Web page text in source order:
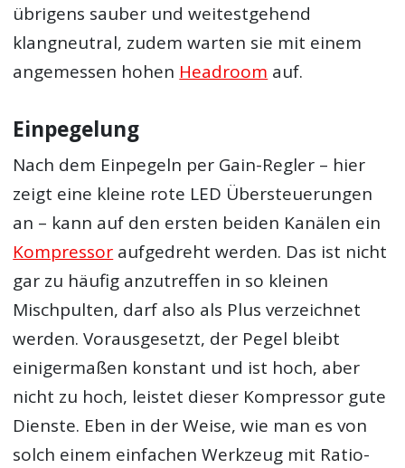
übrigens sauber und weitestgehend
klangneutral, zudem warten sie mit einem
angemessen hohen Headroom auf.
Einpegelung
Nach dem Einpegeln per Gain-Regler – hier
zeigt eine kleine rote LED Übersteuerungen
an – kann auf den ersten beiden Kanälen ein
Kompressor aufgedreht werden. Das ist nicht
gar zu häufig anzutreffen in so kleinen
Mischpulten, darf also als Plus verzeichnet
werden. Vorausgesetzt, der Pegel bleibt
einigermaßen konstant und ist hoch, aber
nicht zu hoch, leistet dieser Kompressor gute
Dienste. Eben in der Weise, wie man es von
solch einem einfachen Werkzeug mit Ratio-